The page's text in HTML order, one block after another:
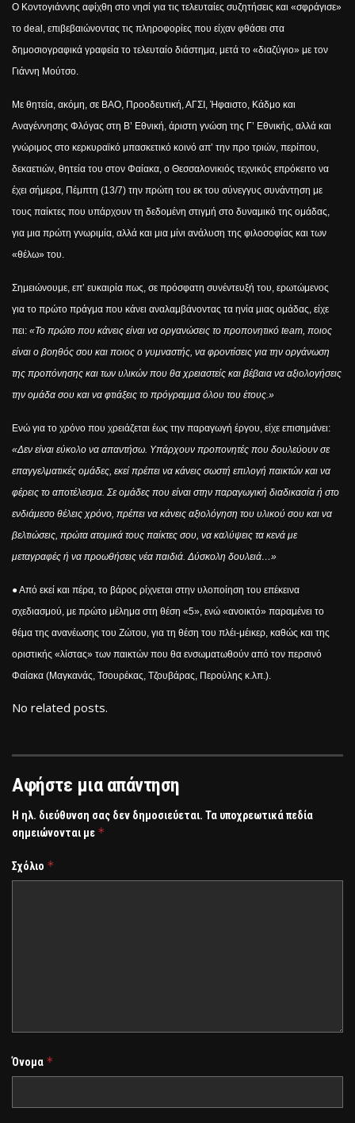
Ο Κοντογιάννης αφίχθη στο νησί για τις τελευταίες συζητήσεις και «σφράγισε»
το deal , επιβεβαιώνοντας τις πληροφορίες που είχαν φθάσει στα
δημοσιογραφικά γραφεία το τελευταίο διάστημα, μετά το «διαζύγιο» με τον
Γιάννη Μούτσο.
Με θητεία, ακόμη, σε ΒΑΟ, Προοδευτική, ΑΓΣΙ, Ήφαιστο, Κάδμο και
Αναγέννησης Φλόγας στη Β’ Εθνική, άριστη γνώση της Γ’ Εθνικής, αλλά και
γνώριμος στο κερκυραϊκό μπασκετικό κοινό απ’ την προ τριών, περίπου,
δεκαετιών, θητεία του στον Φαίακα, ο Θεσσαλονικιός τεχνικός επρόκειτο να
έχει σήμερα, Πέμπτη (13/7) την πρώτη του εκ του σύνεγγυς συνάντηση με
τους παίκτες που υπάρχουν τη δεδομένη στιγμή στο δυναμικό της ομάδας,
για μια πρώτη γνωριμία, αλλά και μια μίνι ανάλυση της φιλοσοφίας και των
«θέλω» του.
Σημειώνουμε, επ’ ευκαιρία πως, σε πρόσφατη συνέντευξή του, ερωτώμενος
για το πρώτο πράγμα που κάνει αναλαμβάνοντας τα ηνία μιας ομάδας, είχε
πει: «Το πρώτο που κάνεις είναι να οργανώσεις το προπονητικό team, ποιος
είναι ο βοηθός σου και ποιος ο γυμναστής, να φροντίσεις για την οργάνωση
της προπόνησης και των υλικών που θα χρειαστείς και βέβαια να αξιολογήσεις
την ομάδα σου και να φτιάξεις το πρόγραμμα όλου του έτους.»
Ενώ για το χρόνο που χρειάζεται έως την παραγωγή έργου, είχε επισημάνει:
«Δεν είναι εύκολο να απαντήσω. Υπάρχουν προπονητές που δουλεύουν σε
επαγγελματικές ομάδες, εκεί πρέπει να κάνεις σωστή επιλογή παικτών και να
φέρεις το αποτέλεσμα. Σε ομάδες που είναι στην παραγωγική διαδικασία ή στο
ενδιάμεσο θέλεις χρόνο, πρέπει να κάνεις αξιολόγηση του υλικού σου και να
βελτιώσεις, πρώτα ατομικά τους παίκτες σου, να καλύψεις τα κενά με
μεταγραφές ή να προωθήσεις νέα παιδιά. Δύσκολη δουλειά…»
● Από εκεί και πέρα, το βάρος ρίχνεται στην υλοποίηση του επέκεινα
σχεδιασμού, με πρώτο μέλημα στη θέση «5», ενώ «ανοικτό» παραμένει το
θέμα της ανανέωσης του Ζώτου, για τη θέση του πλέι-μέικερ, καθώς και της
οριστικής «λίστας» των παικτών που θα ενσωματωθούν από τον περσινό
Φαίακα (Μαγκανάς, Τσουρέκας, Τζουβάρας, Περούλης κ.λπ.).
No related posts.
Αφήστε μια απάντηση
Η ηλ. διεύθυνση σας δεν δημοσιεύεται. Τα υποχρεωτικά πεδία
σημειώνονται με *
Σχόλιο *
Όνομα *